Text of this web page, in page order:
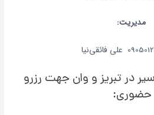
مدیریت:
فائقی‌نیا
در تبریز و وان جهت رزرو
حضوری: